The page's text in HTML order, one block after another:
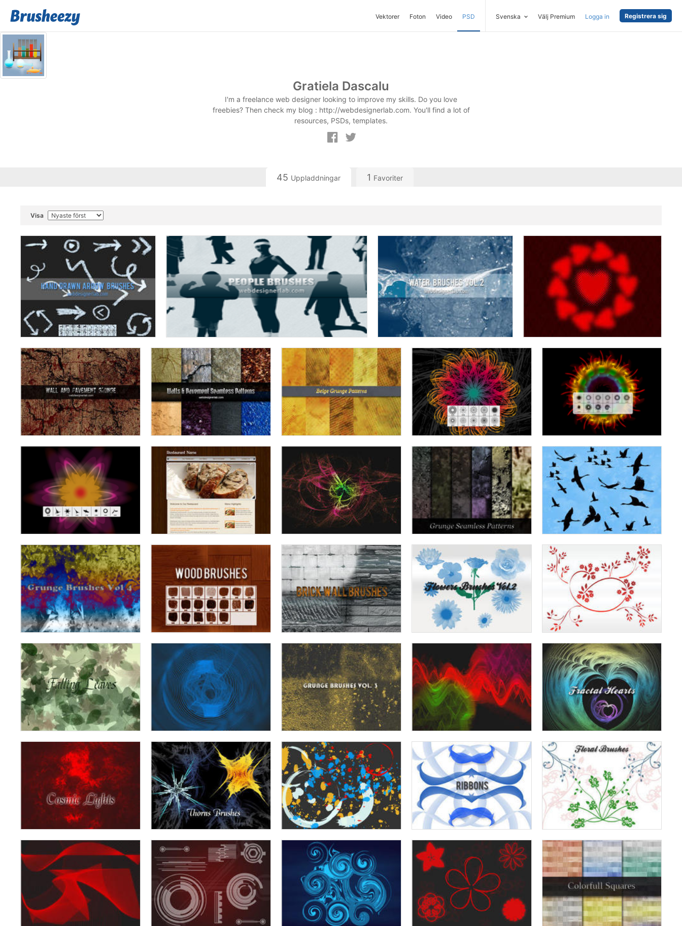
Vektorer Foton Video PSD Svenska Välj Premium Logga in Registrera sig
Gratiela Dascalu
I'm a freelance web designer looking to improve my skills. Do you love
freebies? Then check my blog : http://webdesignerlab.com. You'll find a lot of
resources, PSDs, templates.
45 Uppladdningar 1 Favoriter
Visa